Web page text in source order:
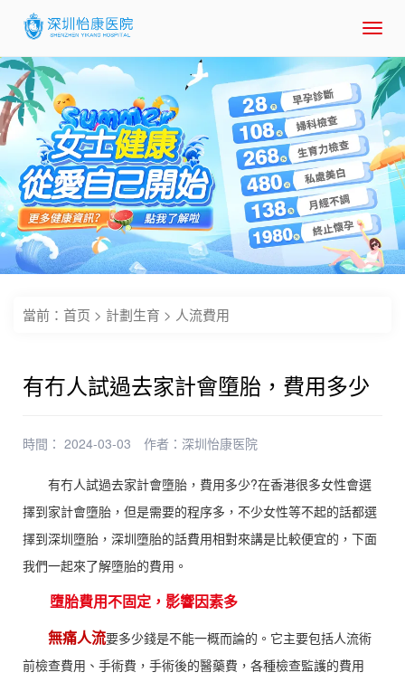
當前： 首页 > 計劃生育 > 人流費用
有冇人試過去家計會墮胎，費用多少
時間： 2024-03-03 作者： 深圳怡康医院
有冇人試過去家計會墮胎，費用多少?在香港很多女性會選
擇到家計會墮胎，但是需要的程序多，不少女性等不起的話都選
擇到深圳墮胎，深圳墮胎的話費用相對來講是比較便宜的，下面
我們一起來了解墮胎的費用。
墮胎費用不固定，影響因素多
無痛人流要多少錢是不能一概而論的。它主要包括人流術
前檢查費用、手術費，手術後的醫藥費，各種檢查監護的費用